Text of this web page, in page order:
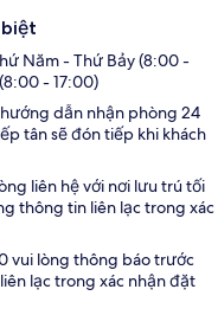
Năm - Thứ Bảy (8:00 -
- 17:00)
dẫn nhận phòng 24
tân sẽ đón tiếp khi khách
liên hệ với nơi lưu trú tối
thông tin liên lạc trong xác
vui lòng thông báo trước
lạc trong xác nhận đặt